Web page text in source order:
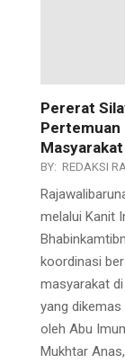
Pererat
Pertemuan
Masyarakat
BY: REDAKSI
melalui Kanit
koordinasi
masyarakat
yang
oleh Abu
Mukhtar Anas,